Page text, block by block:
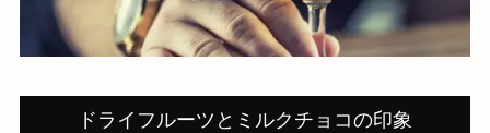
ドライフルーツとミルクチョコの印象